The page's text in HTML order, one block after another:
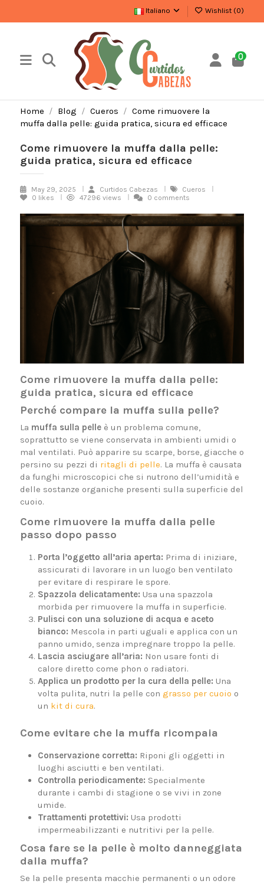
Italiano Wishlist (0)
0
Home Blog Cueros
Come rimuovere la
muffa dalla pelle: guida pratica, sicura ed efficace
Come rimuovere la muffa dalla pelle:
guida pratica, sicura ed efficace
May 29, 2025 Curtidos Cabezas
Cueros
0 likes 47296 views 0 comments
Come rimuovere la muffa dalla pelle:
guida pratica, sicura ed efficace
Perché compare la muffa sulla pelle?
La muffa sulla pelleè un problema comune,
soprattutto se viene conservata in ambienti umidi o
mal ventilati. Può apparire su scarpe, borse, giacche o
persino su pezzi di ritagli di pelle. La muffa è causata
da funghi microscopici che si nutrono dell’umidità e
delle sostanze organiche presenti sulla superficie del
cuoio.
Come rimuovere la muffa dalla pelle
passo dopo passo
Porta l’oggetto all’aria aperta: Prima di iniziare,
assicurati di lavorare in un luogo ben ventilato
per evitare di respirare le spore.
Spazzola delicatamente: Usa una spazzola
morbida per rimuovere la muffa in superficie.
Pulisci con una soluzione di acqua e aceto
bianco: Mescola in parti uguali e applica con un
panno umido, senza impregnare troppo la pelle.
Lascia asciugare all’aria: Non usare fonti di
calore diretto come phon o radiatori.
Applica un prodotto per la cura della pelle: Una
volta pulita, nutri la pelle con grasso per cuoio o
un kit di cura.
Come evitare che la muffa ricompaia
Conservazione corretta: Riponi gli oggetti in
luoghi asciutti e ben ventilati.
Controlla periodicamente: Specialmente
durante i cambi di stagione o se vivi in zone
umide.
Trattamenti protettivi: Usa prodotti
impermeabilizzanti e nutritivi per la pelle.
Cosa fare se la pelle è molto danneggiata
dalla muffa?
Se la pelle presenta macchie permanenti o un odore